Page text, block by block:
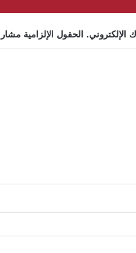
الإلكتروني. الحقول الإلزامية مشار